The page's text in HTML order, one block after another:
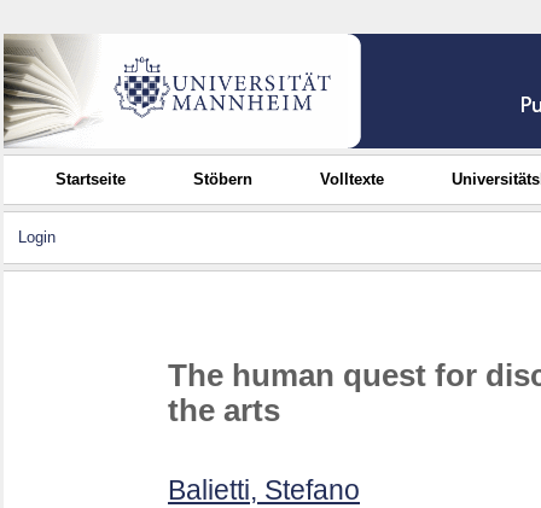
Startseite Stöbern Volltexte
Login
The human quest for
the arts
Balietti, Stefano